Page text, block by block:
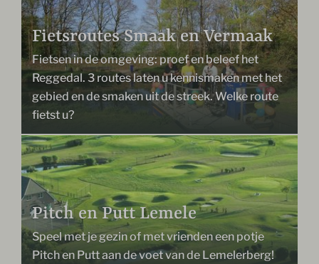
Fietsroutes Smaak en Vermaak
Fietsen in de omgeving: proef en beleef het
Reggedal. 3 routes laten u kennismaken met het
gebied en de smaken uit de streek. Welke route
fietst u?
Pitch en Putt Lemele
Speel met je gezin of met vrienden een potje
Pitch en Putt aan de voet van de Lemelerberg!